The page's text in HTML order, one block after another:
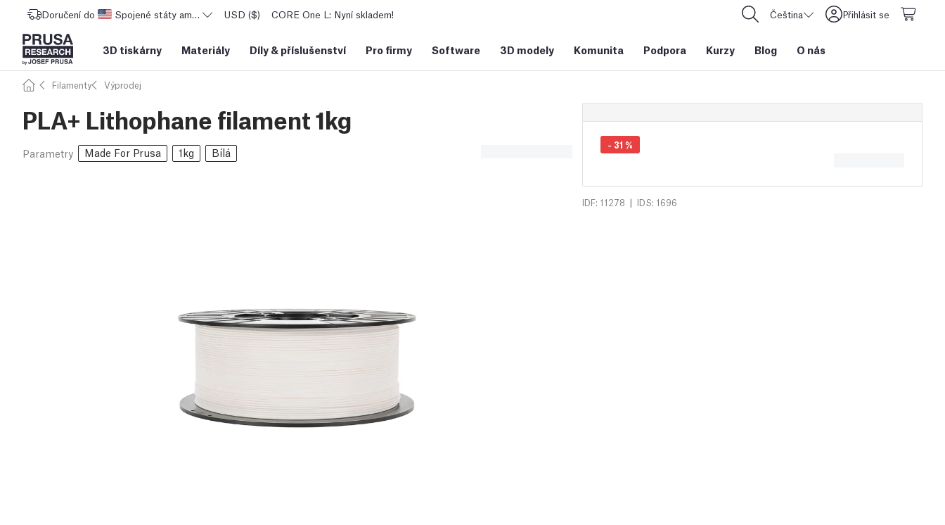
Doručení do Spojené státy americké USD ($) CORE One L: Nyní skladem! Čeština Přihlásit se
3D tiskárny Materiály Díly & příslušenství Pro firmy Software 3D modely Komunita Podpora Kurzy Blog O nás
Filamenty Výprodej
PLA+ Lithophane filament 1kg
Parametry Made For Prusa 1kg Bílá
- 31 %
IDF: 11278 | IDS: 1696